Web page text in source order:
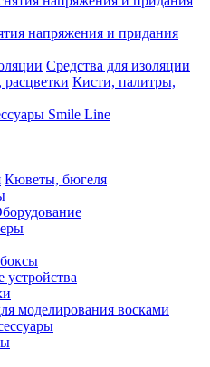
напряжения и придания
Средства для изоляции
Кисти, палитры,
Smile Line
Кюветы, бюгеля
моделирования восками